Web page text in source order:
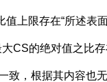
值上限存在“所述表
CS的绝对值之比
致，根据其内容也